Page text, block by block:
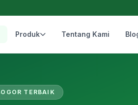
Produk Tentang Kami
TERBAIK